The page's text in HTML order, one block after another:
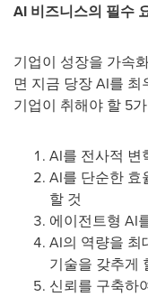
AI 비즈니스의 필수
기업이 성장을 가속
면 지금 당장 AI를
기업이 취해야 할 5
AI를 전사적 변
AI를 단순한 효
할 것
에이전트형 AI
AI의 역량을 최
기술을 갖추게
신뢰를 구축하